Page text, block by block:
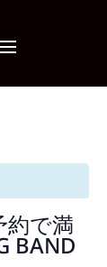
で満
BAND